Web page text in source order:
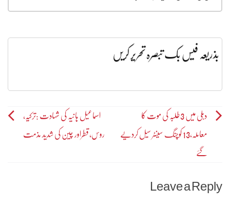
بذریعہ فیس بک تبصرہ تحریر کریں
Post
navigation
دہلی میں 3طلبہ کی موت کا
معاملہ،13 کوچنگ سینٹر سیل کردیے
گئے
اسماعیل ہانیہ کی شہادت :ترکیہ،
روس،قطراور چین کی شدید مذمت
Leave a Reply